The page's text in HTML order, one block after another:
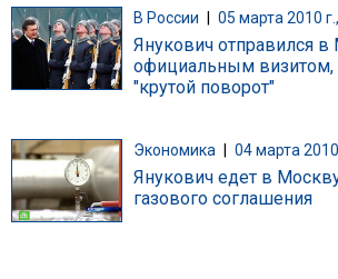
В России 05 марта 2010 г.,
Янукович отправился в
официальным визитом,
"крутой поворот"
Экономика 04 марта 2010
Янукович едет в
газового соглашения